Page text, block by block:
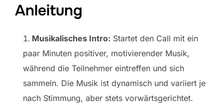
Anleitung
Musikalisches Intro: Startet den Call mit ein
paar Minuten positiver, motivierender Musik,
während die Teilnehmer eintreffen und sich
sammeln. Die Musik ist dynamisch und variiert je
nach Stimmung, aber stets vorwärtsgerichtet.